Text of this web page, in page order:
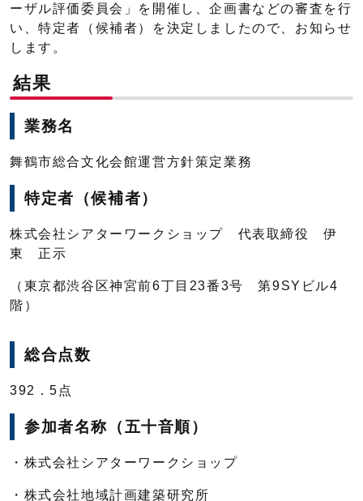
ーザル評価委員会」を開催し、企画書などの審査を行
い、特定者（候補者）を決定しましたので、お知らせ
します。
結果
業務名
舞鶴市総合文化会館運営方針策定業務
特定者（候補者）
株式会社シアターワークショップ 代表取締役 伊
東 正示
（東京都渋谷区神宮前6丁目23番3号 第9SYビル4
階）
総合点数
392．5点
参加者名称（五十音順）
・株式会社シアターワークショップ
・株式会社地域計画建築研究所